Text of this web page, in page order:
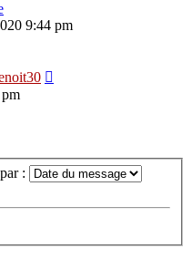
9:44 pm
: